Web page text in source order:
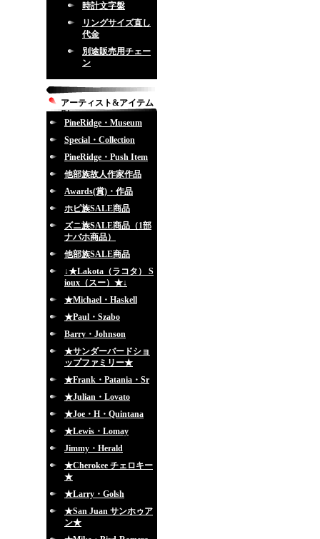
時計文字盤
リングサイズ直し
代金
別途販売用チェー
ン
アーティスト&アイテム
別
PineRidge・Museum
Special・Collection
PineRidge・Push Item
他部族故人作家作品
Awards(賞)・作品
ホピ族SALE商品
ズニ族SALE商品（1部
ナバホ商品）
他部族SALE商品
↓★Lakota（ラコタ） S
ioux（スー）★↓
★Michael・Haskell
★Paul・Szabo
Barry・Johnson
★サンダーバードショ
ップファミリー★
★Frank・Patania・Sr
★Julian・Lovato
★Joe・H・Quintana
★Lewis・Lomay
Jimmy・Herald
★Cherokee チェロキー
★
★Larry・Golsh
★San Juan サンホゥア
ン★